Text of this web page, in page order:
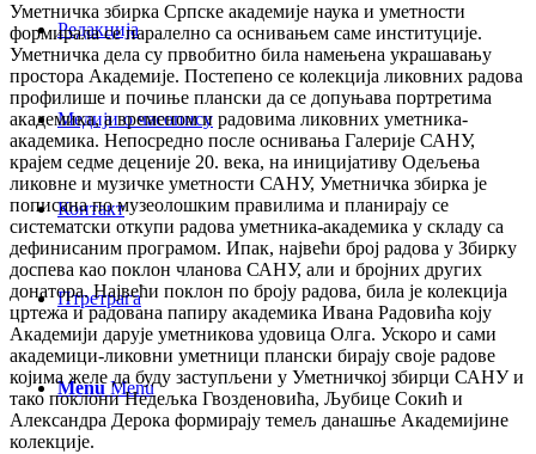
Редакција
Медији о часопису
Контакт
Птретрага
Menu Menu
Уметничка збирка Српске академије наука и уметности
формирала се паралелно са оснивањем саме институције.
Уметничка дела су првобитно била намењена украшавању
простора Академије. Постепено се колекција ликовних радова
профилише и почиње плански да се допуњава портретима
академика, а временом и радовима ликовних уметника-
академика. Непосредно после оснивања Галерије САНУ,
крајем седме деценије 20. века, на иницијативу Одељења
ликовне и музичке уметности САНУ, Уметничка збирка је
пописана по музеолошким правилима и планирају се
систематски откупи радова уметника-академика у складу са
дефинисаним програмом. Ипак, највећи број радова у Збирку
доспева као поклон чланова САНУ, али и бројних других
донатора. Највећи поклон по броју радова, била је колекција
цртежа и радована папиру академика Ивана Радовића коју
Академији дарује уметникова удовица Олга. Ускоро и сами
академици-ликовни уметници плански бирају своје радове
којима желе да буду заступљени у Уметничкој збирци САНУ и
тако поклони Недељка Гвозденовића, Љубице Сокић и
Александра Дерока формирају темељ данашње Академијине
колекције.